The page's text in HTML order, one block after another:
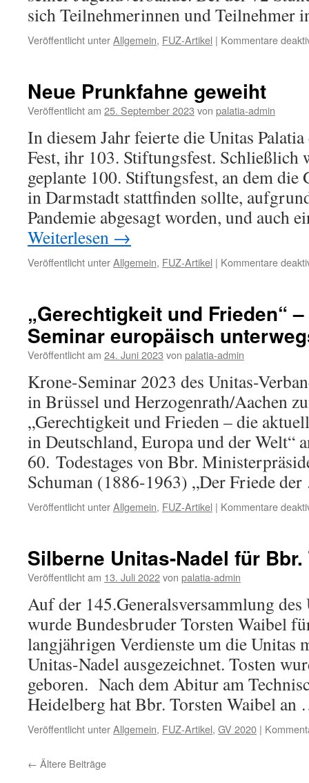
sich Teilnehmerinnen und
Veröffentlicht unterAllgemein, FUZ-Artikel | Kommentare
Neue Prunkfahne geweiht
Veröffentlicht am 25. September 2023 von palatia-admin
In diesem Jahr feierte die Unitas Palatia
Fest, ihr 103. Stiftungsfest. Schließlich
geplante 100. Stiftungsfest, an dem die
in Darmstadt stattfinden sollte,
Pandemie abgesagt worden, und auch
Weiterlesen →
Veröffentlicht unterAllgemein, FUZ-Artikel | Kommentare
„Gerechtigkeit und Frieden“
Seminar europäisch
Veröffentlicht am 24. Juni 2023 von palatia-admin
Krone-Seminar 2023 des Unitas-
in Brüssel und Herzogenrath/Aachen
„Gerechtigkeit und Frieden – die
in Deutschland, Europa und der Welt“
60. Todestages von Bbr.
Schuman (1886-1963) „Der Friede
Veröffentlicht unterAllgemein, FUZ-Artikel | Kommentare
Silberne Unitas-Nadel für
Veröffentlicht am 13. Juli 2022von palatia-admin
Auf der 145.Generalsversammlung des
wurde Bundesbruder Torsten Waibel
langjährigen Verdienste um die Unitas
Unitas-Nadel ausgezeichnet. Tosten
geboren. Nach dem Abitur am
Heidelberg hat Bbr. Torsten Waibel
Veröffentlicht unterAllgemein, FUZ-Artikel, GV 2020 |
← Ältere Beiträge